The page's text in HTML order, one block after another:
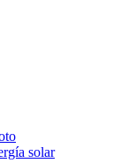
solar